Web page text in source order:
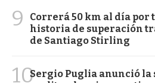
9
Correrá 50 km al día por
historia de superación
de Santiago Stirling
10Sergio Puglia anunció la